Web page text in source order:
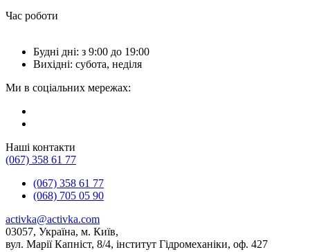
Час роботи
Будні дні: з 9:00 до 19:00
Вихідні: субота, неділя
Ми в соціальних мережах:
Наші контакти
(067) 358 61 77
(067) 358 61 77
(068) 705 05 90
activka@activka.com
03057, Україна, м. Київ,
вул. Марії Капніст, 8/4, інститут Гідромеханіки, оф. 427